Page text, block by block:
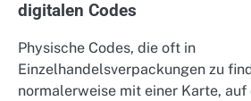
digitalen Codes
Physische Codes, die oft in
Einzelhandelsverpackungen zu
normalerweise mit einer Karte, auf